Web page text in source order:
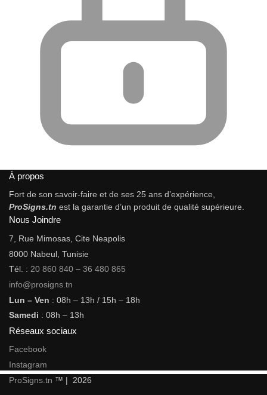
À propos
Fort de son savoir-faire et de ses 25 ans d’expérience,
ProSigns.tn est la garantie d’un produit de qualité supérieure.
Nous Joindre
7, Rue Mimosas, Cite Neapolis
8000 Nabeul, Tunisie
Tél. : 20 860 840 – 36 480 865
info@prosigns.tn
Lun – Ven : 08h – 13h / 15h – 18h
Samedi : 08h – 13h
Réseaux sociaux
Facebook
Instagram
ProSigns.tn ™ | 2026